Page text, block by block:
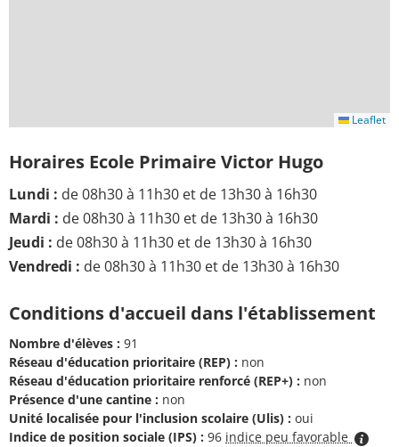
Leaflet
Horaires Ecole Primaire Victor Hugo
Lundi : de 08h30 à 11h30 et de 13h30 à 16h30
Mardi : de 08h30 à 11h30 et de 13h30 à 16h30
Jeudi : de 08h30 à 11h30 et de 13h30 à 16h30
Vendredi : de 08h30 à 11h30 et de 13h30 à 16h30
Conditions d'accueil dans l'établissement
Nombre d'élèves : 91
Réseau d'éducation prioritaire (REP) : non
Réseau d'éducation prioritaire renforcé (REP+) : non
Présence d'une cantine : non
Unité localisée pour l'inclusion scolaire (Ulis) : oui
Indice de position sociale (IPS) : 96 indice peu favorable